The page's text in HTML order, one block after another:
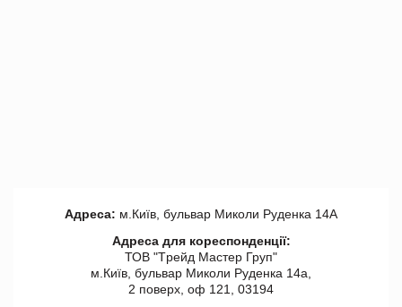
Адреса: м.Київ, бульвар Миколи Руденка 14А
Адреса для кореспонденції:
ТОВ "Tрейд Мастер Груп"
м.Київ, бульвар Миколи Руденка 14а,
2 поверх, оф 121, 03194